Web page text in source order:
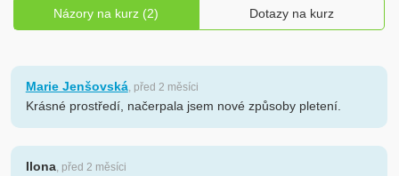
Názory na kurz (2) Dotazy na kurz
Marie Jenšovská, před 2 měsíci
Krásné prostředí, načerpala jsem nové způsoby pletení.
Ilona, před 2 měsíci